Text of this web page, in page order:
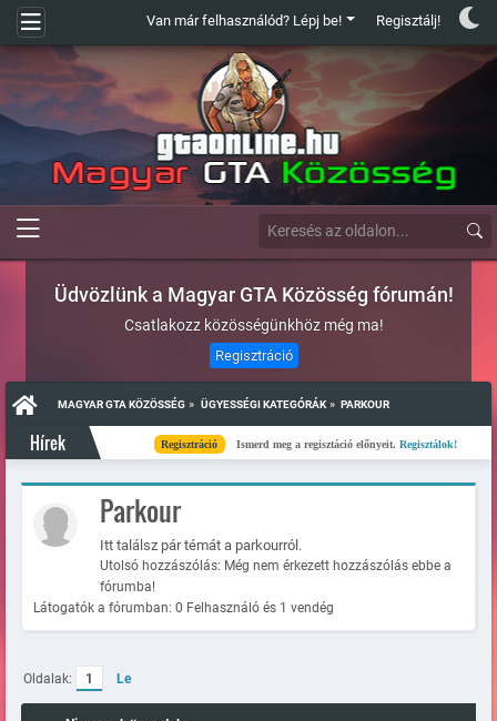
Van már felhasználód? Lépj be! Regisztálj!
Üdvözlünk a Magyar GTA Közösség fórumán!
Csatlakozz közösségünkhöz még ma!
Regisztráció
MAGYAR GTA KÖZÖSSÉG » ÜGYESSÉGI KATEGÓRÁK » PARKOUR
Hírek Regisztráció Ismerd meg a regisztáció előnyeit.Regisztálok!
Parkour
Itt találsz pár témát a parkourról.
Utolsó hozzászólás: Még nem érkezett hozzászólás ebbe a
fórumba!
Látogatók a fórumban: 0 Felhasználó és 1 vendég
Oldalak: 1 Le